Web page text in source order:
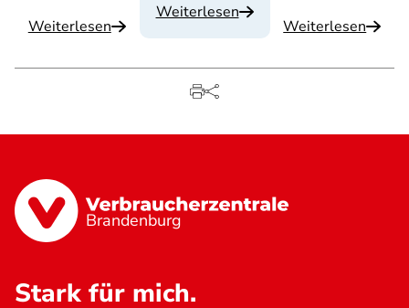
Weiterlesen
Weiterlesen
Weiterlesen
Brandenburg
Stark für mich.